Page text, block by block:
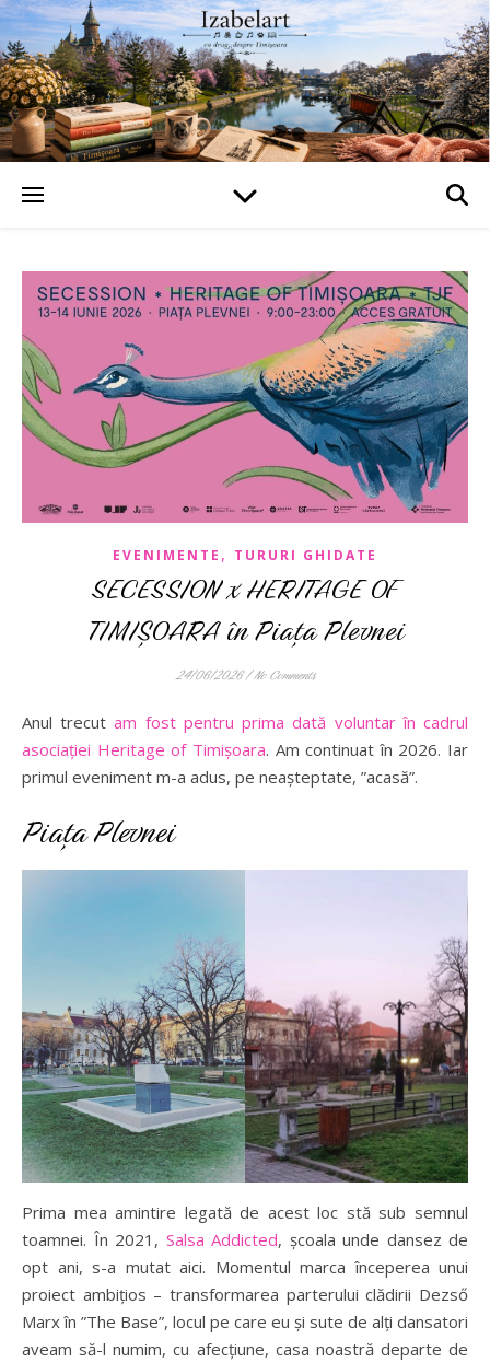
EVENIMENTE , TURURI GHIDATE
SECESSION x HERITAGE OF
TIMIȘOARA în Piața Plevnei
24/06/2026/No Comments
Anul trecutam fost pentru prima dată voluntar în cadrul
asociației Heritage of Timișoara. Am continuat în 2026. Iar
primul eveniment m-a adus, pe neașteptate, ”acasă”.
Piața Plevnei
Prima mea amintire legată de acest loc stă sub semnul
toamnei. În 2021, Salsa Addicted, școala unde dansez de
opt ani, s-a mutat aici. Momentul marca începerea unui
proiect ambițios – transformarea parterului clădirii Dezső
Marx în ”The Base”, locul pe care eu și sute de alți dansatori
aveam să-l numim, cu afecțiune, casa noastră departe de